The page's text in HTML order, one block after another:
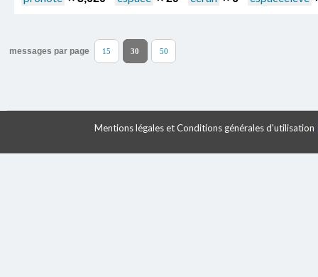
messages par page 15 30 50
Mentions légales et Conditions générales d'utilisation